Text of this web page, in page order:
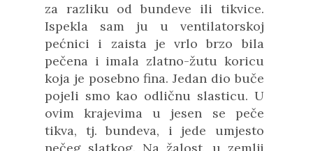
za razliku od bundeve ili tikvice.
Ispekla sam ju u ventilatorskoj
pećnici i zaista je vrlo brzo bila
pečena i imala zlatno-žutu koricu
koja je posebno fina. Jedan dio buče
pojeli smo kao odličnu slasticu. U
ovim krajevima u jesen se peče
tikva, tj. bundeva, i jede umjesto